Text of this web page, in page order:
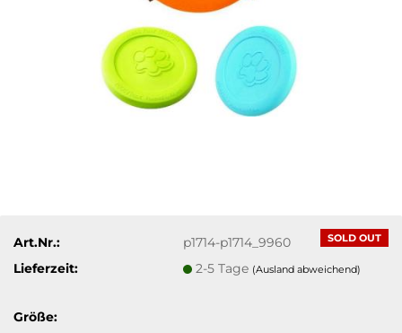
SOLD OUT
Art.Nr.:
p1714-p1714_9960
Lieferzeit:
2-5 Tage (Ausland abweichend)
Größe: